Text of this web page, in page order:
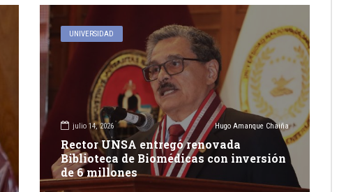
UNIVERSIDAD
julio 14, 2026 Hugo Amanque Chaiña
Rector UNSA entregó renovada
Biblioteca de Biomédicas con inversión
de 6 millones